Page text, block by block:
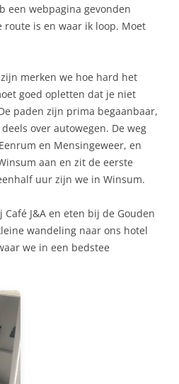
een webpagina gevonden
route is en waar ik loop. Moet
merken we hoe hard het
goed opletten dat je niet
paden zijn prima begaanbaar,
over autowegen. De weg
en Mensingeweer, en
aan en zit de eerste
uur zijn we in Winsum.
J&A en eten bij de Gouden
wandeling naar ons hotel
we in een bedstee